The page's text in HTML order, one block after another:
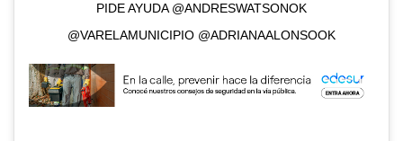
PIDE AYUDA @ANDRESWATSONOK
@VARELAMUNICIPIO @ADRIANAALONSOOK